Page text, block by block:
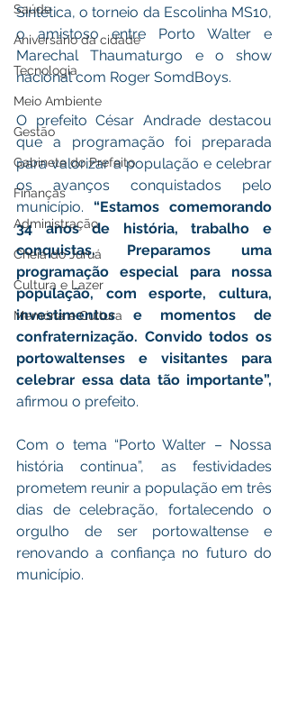
Saúde
Aniversário da cidade
Tecnologia
Meio Ambiente
Gestão
Gabinete do Prefeito
Finanças
Administração
Cheia do Juruá
Cultura e Lazer
Memória e Cultura
Sintética, o torneio da Escolinha MS10,
o amistoso entre Porto Walter e
Marechal Thaumaturgo e o show
nacional com Roger SomdBoys.
O prefeito César Andrade destacou
que a programação foi preparada
para valorizar a população e celebrar
os avanços conquistados pelo
município. “Estamos comemorando
34 anos de história, trabalho e
conquistas. Preparamos uma
programação especial para nossa
população, com esporte, cultura,
investimentos e momentos de
confraternização. Convido todos os
portowaltenses e visitantes para
celebrar essa data tão importante”,
afirmou o prefeito.
Com o tema “Porto Walter – Nossa
história continua”, as festividades
prometem reunir a população em três
dias de celebração, fortalecendo o
orgulho de ser portowaltense e
renovando a confiança no futuro do
município.